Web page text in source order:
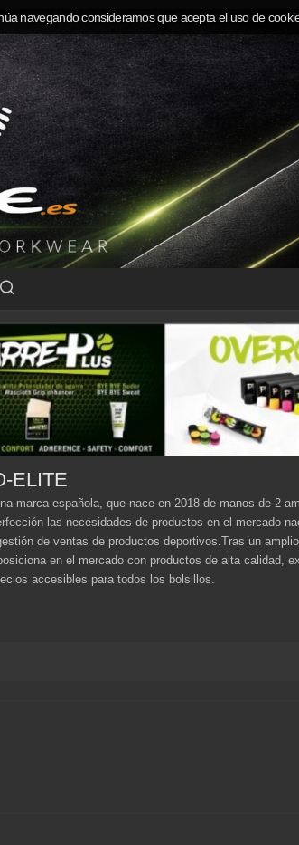
ELITE
marca española, que nace en 2018 de manos de 2
las necesidades de productos en el mercado
de ventas de productos deportivos.Tras un
en el mercado con productos de alta calidad,
accesibles para todos los bolsillos.
navegando consideramos que acepta el uso de